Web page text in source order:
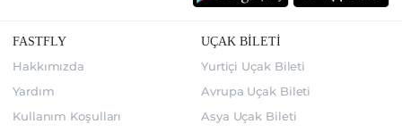
FASTFLY
Hakkımızda
Yardım
Kullanım Koşulları
UÇAK BİLETİ
Yurtiçi Uçak Bileti
Avrupa Uçak Bileti
Asya Uçak Bileti